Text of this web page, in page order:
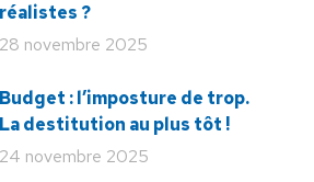
réalistes ?
28 novembre 2025
Budget : l’imposture de trop.
La destitution au plus tôt !
24 novembre 2025